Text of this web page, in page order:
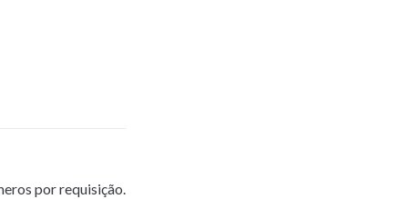
por requisição.